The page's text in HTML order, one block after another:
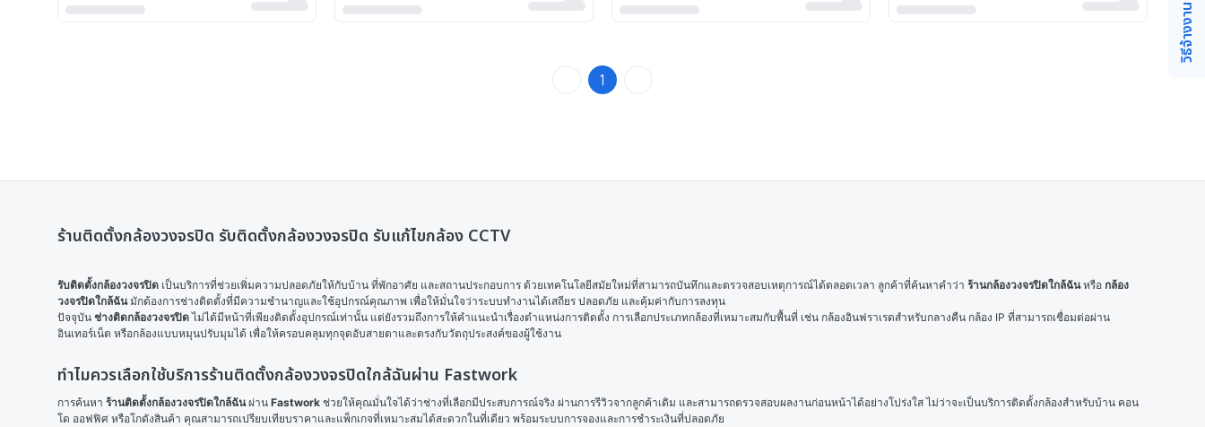
1
ร้านติดตั้งกล้องวงจรปิด รับติดตั้งกล้องวงจรปิด รับแก้ไขกล้อง CCTV
รับติดตั้งกล้องวงจรปิด เป็นบริการที่ช่วยเพิ่มความปลอดภัยให้กับบ้าน ที่พักอาศัย และสถานประกอบการ ด้วยเทคโนโลยีสมัยใหม่ที่สามารถบันทึกและตรวจสอบเหตุการณ์ได้ตลอดเวลา ลูกค้าที่ค้นหาคำว่า ร้านกล้องวงจรปิดใกล้ฉัน หรือ กล้อง
วงจรปิดใกล้ฉัน มักต้องการช่างติดตั้งที่มีความชำนาญและใช้อุปกรณ์คุณภาพ เพื่อให้มั่นใจว่าระบบทำงานได้เสถียร ปลอดภัย และคุ้มค่ากับการลงทุน
ปัจจุบัน ช่างติดกล้องวงจรปิด ไม่ได้มีหน้าที่เพียงติดตั้งอุปกรณ์เท่านั้น แต่ยังรวมถึงการให้คำแนะนำเรื่องตำแหน่งการติดตั้ง การเลือกประเภทกล้องที่เหมาะสมกับพื้นที่ เช่น กล้องอินฟราเรดสำหรับกลางคืน กล้อง IP ที่สามารถเชื่อมต่อผ่าน
อินเทอร์เน็ต หรือกล้องแบบหมุนปรับมุมได้ เพื่อให้ครอบคลุมทุกจุดอับสายตาและตรงกับวัตถุประสงค์ของผู้ใช้งาน
ทำไมควรเลือกใช้บริการร้านติดตั้งกล้องวงจรปิดใกล้ฉันผ่าน Fastwork
การค้นหา ร้านติดตั้งกล้องวงจรปิดใกล้ฉัน ผ่าน Fastwork ช่วยให้คุณมั่นใจได้ว่าช่างที่เลือกมีประสบการณ์จริง ผ่านการรีวิวจากลูกค้าเดิม และสามารถตรวจสอบผลงานก่อนหน้าได้อย่างโปร่งใส ไม่ว่าจะเป็นบริการติดตั้งกล้องสำหรับบ้าน คอน
โด ออฟฟิศ หรือโกดังสินค้า คุณสามารถเปรียบเทียบราคาและแพ็กเกจที่เหมาะสมได้สะดวกในที่เดียว พร้อมระบบการจองและการชำระเงินที่ปลอดภัย
วิธีจ้างงาน